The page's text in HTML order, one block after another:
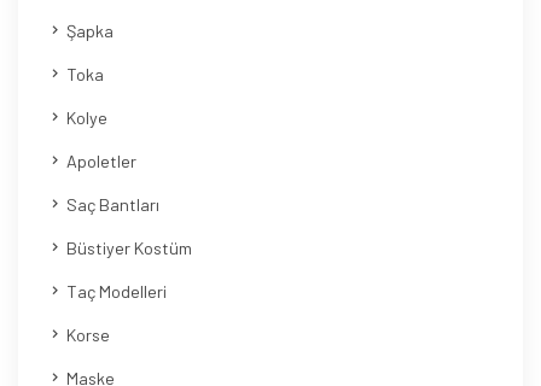
Şapka
Toka
Kolye
Apoletler
Saç Bantları
Büstiyer Kostüm
Taç Modelleri
Korse
Maske